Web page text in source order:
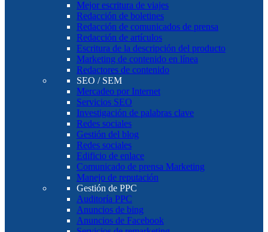
Mejor escritura de viajes
Redacción de boletines
Redacción de comunicados de prensa
Redacción de artículos
Escritura de la descripción del producto
Marketing de contenido en línea
Redactores de contenido
SEO / SEM
Mercadeo por Internet
Servicios SEO
Investigación de palabras clave
Redes sociales
Gestión del blog
Redes sociales
Edificio de enlace
Comunicado de prensa Marketing
Manejo de reputación
Gestión de PPC
Auditoría PPC
Anuncios de bing
Anuncios de Facebook